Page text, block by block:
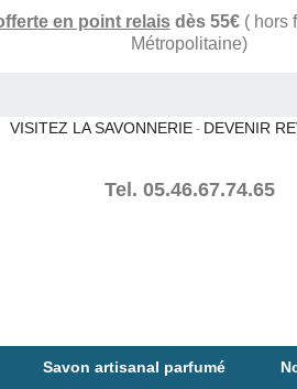
VISITEZ LA SAVONNERIE - DEVENIR
Tel. 05.46.67.74.65
en point relaisdès 55€( hors
Métropolitaine)
Savon artisanal parfumé